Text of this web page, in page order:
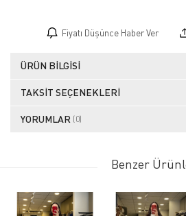
Fiyatı Düşünce Haber Ver
ÜRÜN BILGISI
TAKSIT SEÇENEKLERI
YORUMLAR (0)
Benzer